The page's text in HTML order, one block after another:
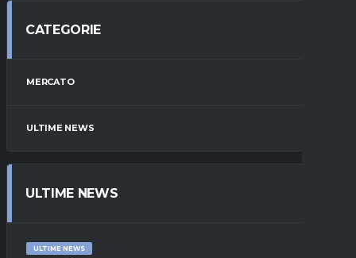
CATEGORIE
MERCATO
ULTIME NEWS
ULTIME NEWS
ULTIME NEWS